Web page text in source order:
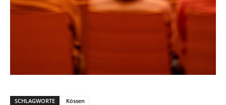
SCHLAGWORTE Kössen